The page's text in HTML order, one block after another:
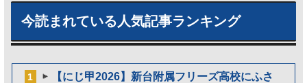
今読まれている人気記事ランキング
1
【にじ甲2026】新台附属フリーズ高校にふさ